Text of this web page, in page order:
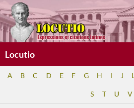
Aller
au
contenu
Locutio
A B C D E F G H I J
S T U V